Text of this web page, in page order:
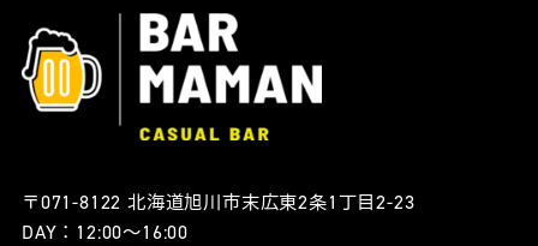
〒071-8122 北海道旭川市末広東2条1丁目2-23
DAY：12:00〜16:00